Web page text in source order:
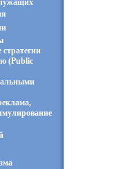
(Public